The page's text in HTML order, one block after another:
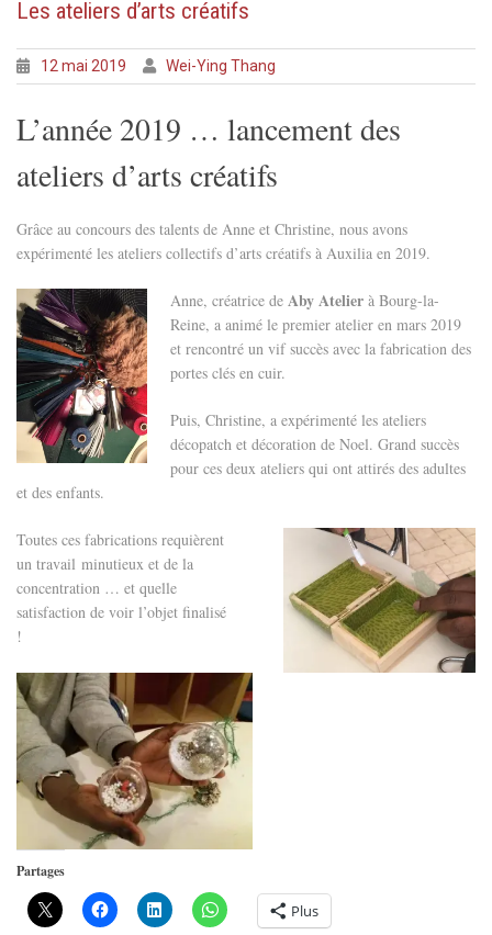
Les ateliers d’arts créatifs
12 mai 2019 Wei-Ying Thang
L’année 2019 … lancement des
ateliers d’arts créatifs
Grâce au concours des talents de Anne et Christine, nous avons
expérimenté les ateliers collectifs d’arts créatifs à Auxilia en 2019.
Anne, créatrice de Aby Atelier à Bourg-la-
Reine, a animé le premier atelier en mars 2019
et rencontré un vif succès avec la fabrication des
portes clés en cuir.
Puis, Christine, a expérimenté les ateliers
décopatch et décoration de Noel. Grand succès
pour ces deux ateliers qui ont attirés des adultes
et des enfants.
Toutes ces fabrications requièrent
un travail minutieux et de la
concentration … et quelle
satisfaction de voir l’objet finalisé
!
Partages
Plus